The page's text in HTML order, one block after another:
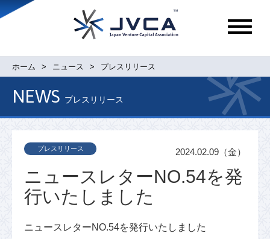
メ
ュ
ホーム ニュース プレスリリース
NEWS プレスリリース
ニュースレターNO.54を発
行いたしました
プレスリリース 2024.02.09（金）
ニュースレターNO.54を発行いたしました